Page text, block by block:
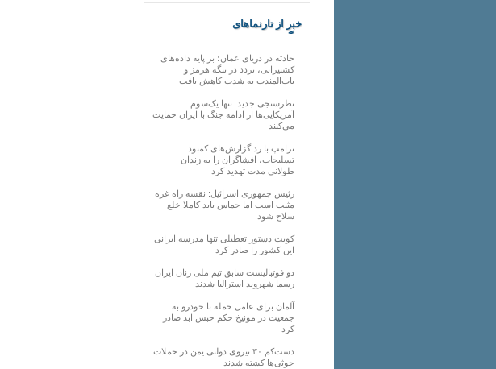
خبر از تارنماهای
دیگر
حادثه در دریای عمان؛ بر پایه داده‌های
کشتیرانی، تردد در تنگه هرمز و
باب‌المندب به شدت کاهش یافت
نظرسنجی جدید: تنها یک‌سوم
آمریکایی‌ها از ادامه جنگ با ایران حمایت
می‌کنند
ترامپ با رد گزارش‌های کمبود
تسلیحات، افشاگران را به زندان
طولانی مدت تهدید کرد
رئیس‌ جمهوری اسرائیل: نقشه راه غزه
مثبت است اما حماس باید کاملا خلع
سلاح شود
کویت دستور تعطیلی تنها مدرسه ایرانی
این کشور را صادر کرد
دو فوتبالیست سابق تیم ملی زنان ایران
رسما شهروند استرالیا شدند
آلمان برای عامل حمله با خودرو به
جمعیت در مونیخ حکم حبس ابد صادر
کرد
دست‌کم ۳۰ نیروی دولتی یمن در حملات
حوثی‌ها کشته شدند